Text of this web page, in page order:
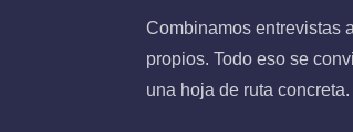
Combinamos entrevistas
propios. Todo eso se
una hoja de ruta concreta.